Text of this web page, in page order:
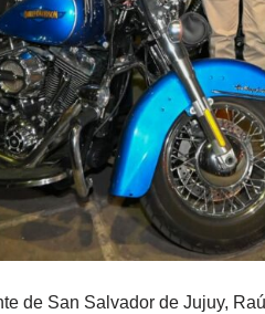
de San Salvador de Jujuy,